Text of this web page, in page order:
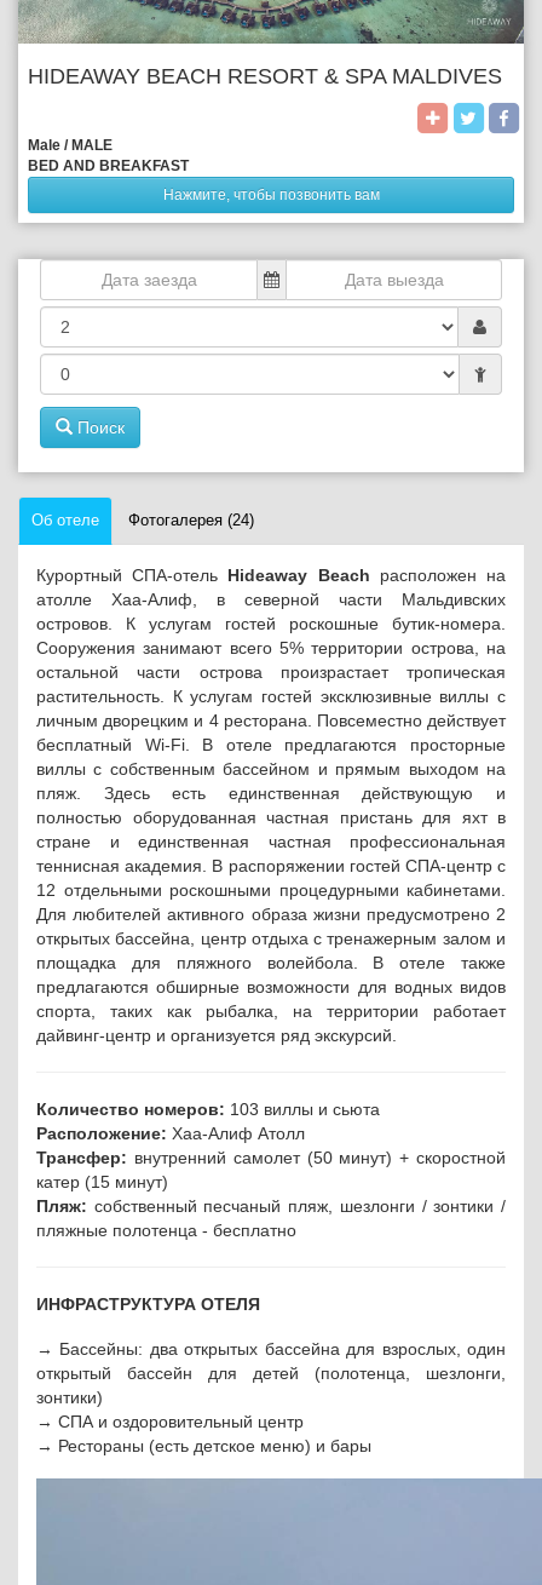
HIDEAWAY BEACH RESORT & SPA MALDIVES
Male / MALE
BED AND BREAKFAST
Нажмите, чтобы позвонить вам
Поиск
Об отеле Фотогалерея (24)
Курортный СПА-отель Hideaway Beach расположен на
атолле Хаа-Алиф, в северной части Мальдивских
островов. К услугам гостей роскошные бутик-номера.
Сооружения занимают всего 5% территории острова, на
остальной части острова произрастает тропическая
растительность. К услугам гостей эксклюзивные виллы с
личным дворецким и 4 ресторана. Повсеместно действует
бесплатный Wi-Fi. В отеле предлагаются просторные
виллы с собственным бассейном и прямым выходом на
пляж. Здесь есть единственная действующую и
полностью оборудованная частная пристань для яхт в
стране и единственная частная профессиональная
теннисная академия. В распоряжении гостей СПА-центр с
12 отдельными роскошными процедурными кабинетами.
Для любителей активного образа жизни предусмотрено 2
открытых бассейна, центр отдыха с тренажерным залом и
площадка для пляжного волейбола. В отеле также
предлагаются обширные возможности для водных видов
спорта, таких как рыбалка, на территории работает
дайвинг-центр и организуется ряд экскурсий.
Количество номеров: 103 виллы и сьюта
Расположение: Хаа-Алиф Атолл
Трансфер: внутренний самолет (50 минут) + скоростной
катер (15 минут)
Пляж: собственный песчаный пляж, шезлонги / зонтики /
пляжные полотенца - бесплатно
ИНФРАСТРУКТУРА ОТЕЛЯ
→ Бассейны: два открытых бассейна для взрослых, один
открытый бассейн для детей (полотенца, шезлонги,
зонтики)
→ СПА и оздоровительный центр
→ Рестораны (есть детское меню) и бары